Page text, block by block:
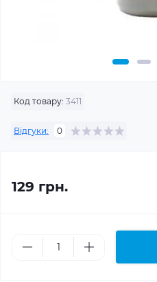
Код товару: 3411
Відгуки: 0
129 грн.